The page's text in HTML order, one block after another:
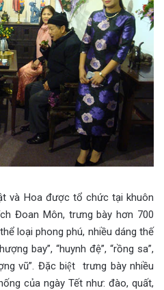
và Hoa được tổ chức tại khuôn
Đoan Môn, trưng bày hơn 700
loại phong phú, nhiều dáng thế
bay”, “huynh đệ”, “rồng sa”,
vũ”. Đặc biệt trưng bày nhiều
của ngày Tết như: đào, quất,